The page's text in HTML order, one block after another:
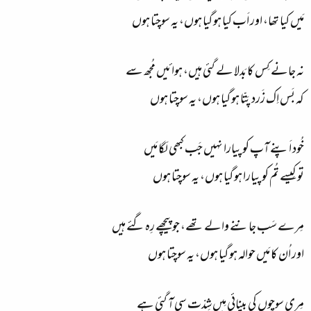
مَیں کیا تھا، اور اَب کیا ہو گیا ہوں، یہ سوچتا ہوں
نہ جانے کِس کا بَدلا لےگئیہیں، ہوائیں مُجھ سے
کہ بَس اِک زَرد پَتّا ہو گیا ہوں، یہ سوچتا ہوں
خُود اَپنے آپ کو پیارا نہیں جَب کبھی لَگا مَیں
تو کِیسے تُم کو پیارا ہو گیا ہوں، یہ سوچتا ہوں
مِرے سَب جاننے والے تھے، جو پیچھے رِہ گئے ہیں
اور اُن کا مَیں حوالہ ہو گیا ہوں، یہ سوچتا ہوں
مِری سوچوں کی بینائی مِیں شِدّت سی آ گئی ہے